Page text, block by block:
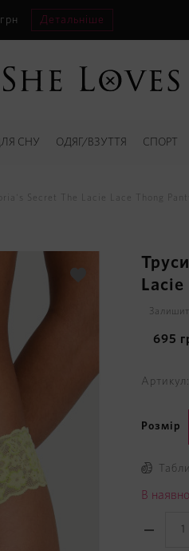
Детальніше
СНУ ОДЯГ/ВЗУТТЯ СПОРТ
Secret The Lacie Lace Thong Panty
695
Розмір
В